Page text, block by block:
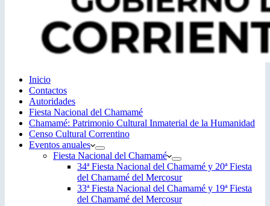
Inicio
Contactos
Autoridades
Fiesta Nacional del Chamamé
Chamamé: Patrimonio Cultural Inmaterial de la Humanidad
Censo Cultural Correntino
Eventos anuales
Fiesta Nacional del Chamamé
34ª Fiesta Nacional del Chamamé y 20ª Fiesta
del Chamamé del Mercosur
33ª Fiesta Nacional del Chamamé y 19ª Fiesta
del Chamamé del Mercosur